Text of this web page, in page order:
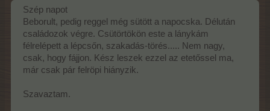
Szép napot
Beborult, pedig reggel még sütött a napocska. Délután
családozok végre. Csütörtökön este a lánykám
félrelépett a lépcsőn, szakadás-törés..... Nem nagy,
csak, hogy fájjon. Kész leszek ezzel az etetőssel ma,
már csak pár felröpi hiányzik.
Szavaztam.